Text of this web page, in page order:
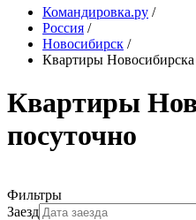
Командировка.ру /
Россия /
Новосибирск /
Квартиры Новосибирска
Квартиры
посуточно
Фильтры
Заезд